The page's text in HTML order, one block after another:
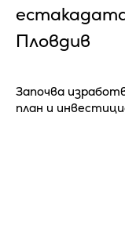
Пловдив
Започва
план и